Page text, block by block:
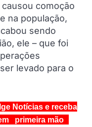
comoção
na população,
sendo
ele – que foi
levado para o
Notícias e receba
primeira mão